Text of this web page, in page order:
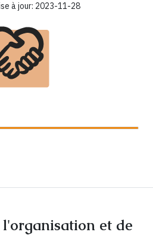
à jour: 2023-11-28
et de